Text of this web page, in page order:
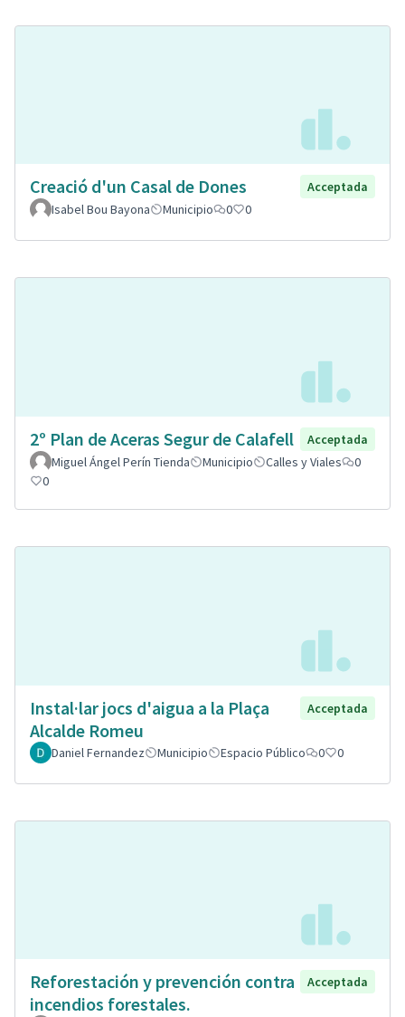
Creació d'un Casal de Dones
Acceptada
Isabel Bou Bayona
Municipio 0 0
2º Plan de Aceras Segur de Calafell
Acceptada
Miguel Ángel Perín Tienda
Municipio Calles y Viales
0
0
Instal·lar jocs d'aigua a la Plaça
Alcalde Romeu
Acceptada
Daniel Fernandez Municipio Espacio Público 0 0
Reforestación y prevención contra
incendios forestales.
Acceptada